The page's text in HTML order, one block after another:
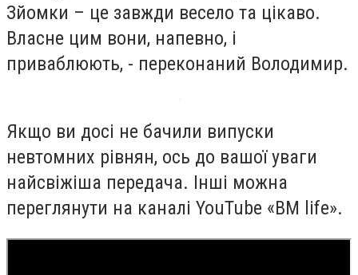
Зйомки – це завжди весело та цікаво.
Власне цим вони, напевно, і
приваблюють, - переконаний Володимир.
Якщо ви досі не бачили випуски
невтомних рівнян, ось до вашої уваги
найсвіжіша передача. Інші можна
переглянути на каналі YouTube «BM life».